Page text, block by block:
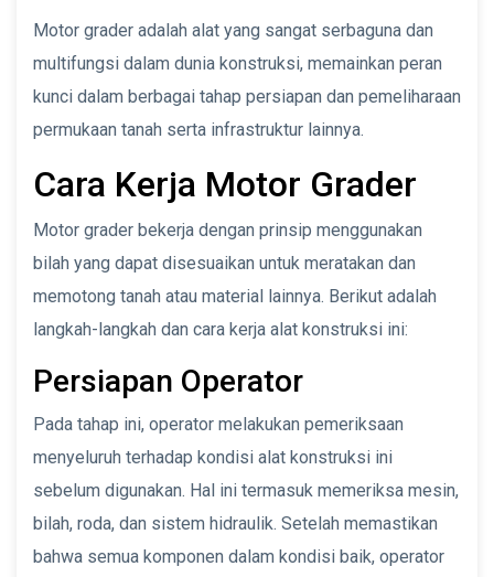
Motor grader adalah alat yang sangat serbaguna dan
multifungsi dalam dunia konstruksi, memainkan peran
kunci dalam berbagai tahap persiapan dan pemeliharaan
permukaan tanah serta infrastruktur lainnya.
Cara Kerja Motor Grader
Motor grader bekerja dengan prinsip menggunakan
bilah yang dapat disesuaikan untuk meratakan dan
memotong tanah atau material lainnya. Berikut adalah
langkah-langkah dan cara kerja alat konstruksi ini:
Persiapan Operator
Pada tahap ini, operator melakukan pemeriksaan
menyeluruh terhadap kondisi alat konstruksi ini
sebelum digunakan. Hal ini termasuk memeriksa mesin,
bilah, roda, dan sistem hidraulik. Setelah memastikan
bahwa semua komponen dalam kondisi baik, operator